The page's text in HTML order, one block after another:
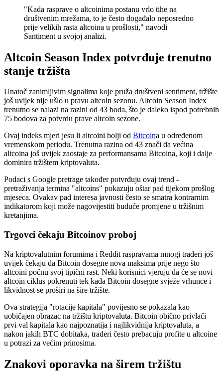
"Kada rasprave o altcoinima postanu vrlo tihe na
društvenim mrežama, to je često događalo neposredno
prije velikih rasta altcoina u prošlosti," navodi
Santiment u svojoj analizi.
Altcoin Season Index potvrđuje trenutno
stanje tržišta
Unatoč zanimljivim signalima koje pruža društveni sentiment, tržište
još uvijek nije ušlo u pravu altcoin sezonu. Altcoin Season Index
trenutno se nalazi na razini od 43 boda, što je daleko ispod potrebnih
75 bodova za potvrdu prave altcoin sezone.
Ovaj indeks mjeri jesu li altcoini bolji od Bitcoina u određenom
vremenskom periodu. Trenutna razina od 43 znači da većina
altcoina još uvijek zaostaje za performansama Bitcoina, koji i dalje
dominira tržištem kriptovaluta.
Podaci s Google pretrage također potvrđuju ovaj trend -
pretraživanja termina "altcoins" pokazuju oštar pad tijekom prošlog
mjeseca. Ovakav pad interesa javnosti često se smatra kontrarnim
indikatorom koji može nagovijestiti buduće promjene u tržišnim
kretanjima.
Trgovci čekaju Bitcoinov proboj
Na kriptovalutnim forumima i Reddit raspravama mnogi traderi još
uvijek čekaju da Bitcoin dosegne nova maksima prije nego što
altcoini počnu svoj tipični rast. Neki korisnici vjeruju da će se novi
altcoin ciklus pokrenuti tek kada Bitcoin dosegne svježe vrhunce i
likvidnost se proširi na šire tržište.
Ova strategija "rotacije kapitala" povijesno se pokazala kao
uobičajen obrazac na tržištu kriptovaluta. Bitcoin obično privlači
prvi val kapitala kao najpoznatija i najlikvidnija kriptovaluta, a
nakon jakih BTC dobitaka, traderi često prebacuju profite u altcoine
u potrazi za većim prinosima.
Znakovi oporavka na širem tržištu